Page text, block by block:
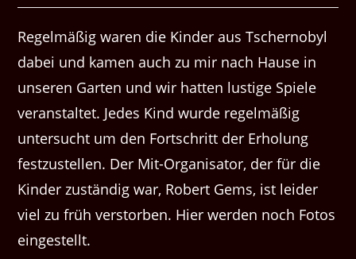
Regelmäßig waren die Kinder aus Tschernobyl
dabei und kamen auch zu mir nach Hause in
unseren Garten und wir hatten lustige Spiele
veranstaltet. Jedes Kind wurde regelmäßig
untersucht um den Fortschritt der Erholung
festzustellen. Der Mit-Organisator, der für die
Kinder zuständig war, Robert Gems, ist leider
viel zu früh verstorben. Hier werden noch Fotos
eingestellt.